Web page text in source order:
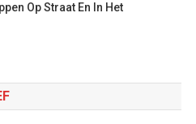
Op Straat En In Het